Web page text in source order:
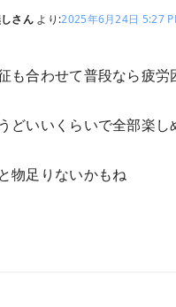
さん より:2025年6月24日 5:27
も合わせて普段なら疲労
どいいくらいで全部楽し
物足りないかもね